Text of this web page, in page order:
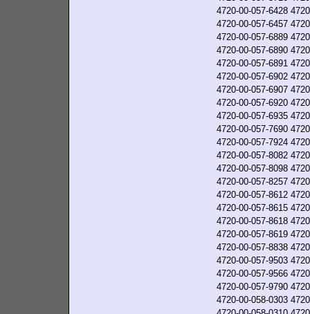
4720-00-057-6428
4720-00-057-6457
4720-00-057-6889
4720-00-057-6890
4720-00-057-6891
4720-00-057-6902
4720-00-057-6907
4720-00-057-6920
4720-00-057-6935
4720-00-057-7690
4720-00-057-7924
4720-00-057-8082
4720-00-057-8098
4720-00-057-8257
4720-00-057-8612
4720-00-057-8615
4720-00-057-8618
4720-00-057-8619
4720-00-057-8838
4720-00-057-9503
4720-00-057-9566
4720-00-057-9790
4720-00-058-0303